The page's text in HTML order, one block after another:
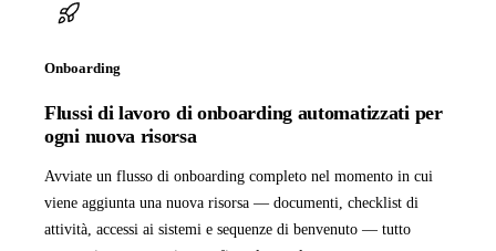
Onboarding
Flussi di lavoro di onboarding automatizzati per
ogni nuova risorsa
Avviate un flusso di onboarding completo nel momento in cui
viene aggiunta una nuova risorsa — documenti, checklist di
attività, accessi ai sistemi e sequenze di benvenuto — tutto